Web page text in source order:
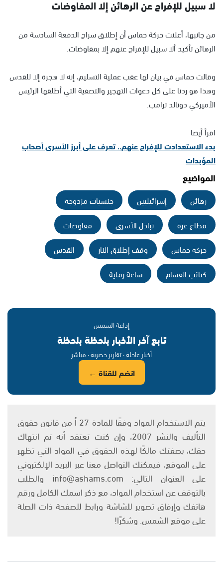
لا سبيل للإفراج عن الرهائن إلا المفاوضات
من جانبها، أعلنت حركة حماس أن إطلاق سراح الدفعة السادسة من
الرهائن تأكيد ألا سبيل للإفراج عنهم إلا بمفاوضات.
وقالت حماس في بيان لها عقب عملية التسليم، إنه لا هجرة إلا للقدس
وهذا هو ردنا على كل دعوات التهجير والتصفية التي أطلقها الرئيس
الأميركي دونالد ترامب.
اقرأ أيضا
بدء الاستعدادت للإفراج عنهم.. تعرف على أبرز الأسرى أصحاب
المؤبدات
المواضيع
رهائن إسرائيليين
جنسيات مزدوجة
قطاع غزة
تبادل الأسرى
مفاوضات
حركة حماس
وقف إطلاق النار
القدس
كتائب القسام
ساعة رملية
إذاعة الشمس
تابع آخر الأخبار بلحظة بلحظة
أخبار عاجلة · تقارير حصرية · مباشر
انضم للقناة ←
يتم الاستخدام المواد وفقًا للمادة 27 أ من قانون حقوق
التأليف والنشر 2007، وإن كنت تعتقد أنه تم انتهاك
حقك، بصفتك مالكًا لهذه الحقوق في المواد التي تظهر
على الموقع، فيمكنك التواصل معنا عبر البريد الإلكتروني
على العنوان التالي: info@ashams.com والطلب
بالتوقف عن استخدام المواد، مع ذكر اسمك الكامل ورقم
هاتفك وإرفاق تصوير للشاشة ورابط للصفحة ذات الصلة
على موقع الشمس. وشكرًا!